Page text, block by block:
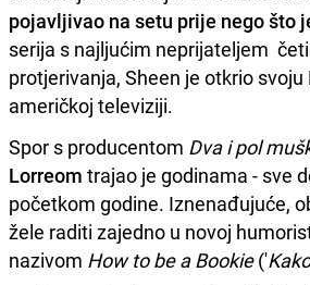
pojavljivao na setu prije nego što
serija s najljućim neprijateljem
protjerivanja, Sheen je otkrio svoju
američkoj televiziji.
Spor s producentom Dva i pol
Lorreom trajao je godinama - sve
početkom godine. Iznenađujuće,
žele raditi zajedno u novoj
nazivom How to be a Bookie('